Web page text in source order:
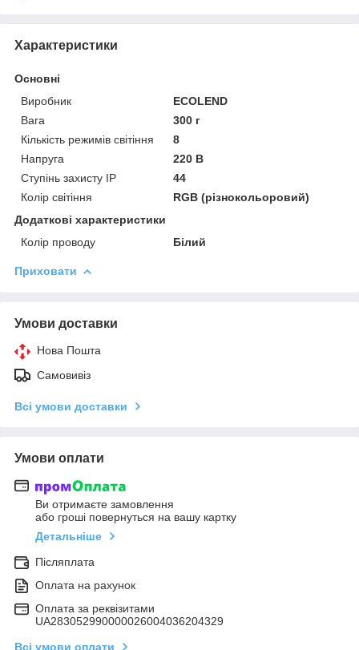
Характеристики
Основні
Виробник
ECOLEND
Вага
300 г
Кількість режимів світіння
8
Напруга
220 В
Ступінь захисту IP
44
Колір світіння
RGB (різнокольоровий)
Додаткові характеристики
Колір проводу
Білий
Приховати
Умови доставки
Нова Пошта
Самовивіз
Всі умови доставки
Умови оплати
Ви отримаєте замовлення
або гроші повернуться на вашу картку
Детальніше
Післяплата
Оплата на рахунок
Оплата за реквізитами
UA283052990000026004036204329
Всі умови оплати